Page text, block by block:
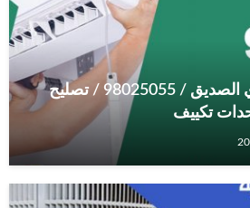
فني تكييف مركزي الصديق / 98025055 / تصليح
تكييف